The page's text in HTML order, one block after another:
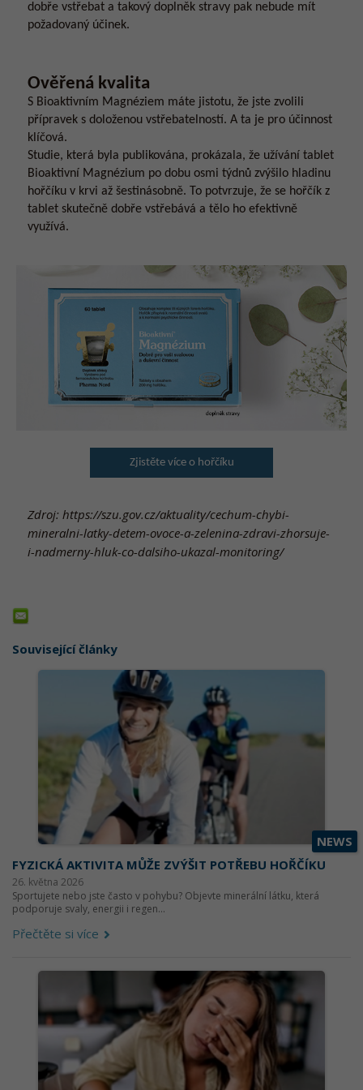
dobře vstřebat a takový doplněk stravy pak nebude mít
požadovaný účinek.
Ověřená kvalita
S Bioaktivním Magnéziem máte jistotu, že jste zvolili
přípravek s doloženou vstřebatelností. A ta je pro účinnost
klíčová.
Studie, která byla publikována, prokázala, že užívání tablet
Bioaktivní Magnézium po dobu osmi týdnů zvýšilo hladinu
hořčíku v krvi až šestinásobně. To potvrzuje, že se hořčík z
tablet skutečně dobře vstřebává a tělo ho efektivně
využívá.
Zjistěte více o hořčíku
Zdroj: https://szu.gov.cz/aktuality/cechum-chybi-
mineralni-latky-detem-ovoce-a-zelenina-zdravi-zhorsuje-
i-nadmerny-hluk-co-dalsiho-ukazal-monitoring/
Související články
NEWS
FYZICKÁ AKTIVITA MŮŽE ZVÝŠIT POTŘEBU HOŘČÍKU
26. května 2026
Sportujete nebo jste často v pohybu? Objevte minerální látku, která
podporuje svaly, energii i regen...
Přečtěte si více